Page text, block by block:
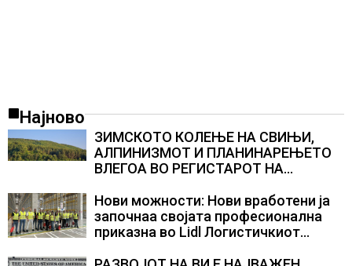
Најново
ЗИМСКОТО КОЛЕЊЕ НА СВИЊИ,
АЛПИНИЗМОТ И ПЛАНИНАРЕЊЕТО
ВЛЕГОА ВО РЕГИСТАРОТ НА
СЛОВЕНИЈА
Нови можности: Нови вработени ја
започнаа својата професионална
приказна во Lidl Логистичкиот